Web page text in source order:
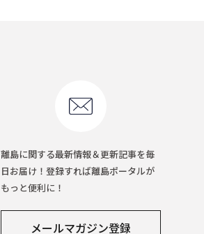
離島に関する最新情報＆更新記事を毎
日お届け！登録すれば離島ポータルが
もっと便利に！
メールマガジン登録